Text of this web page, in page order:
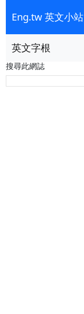
Eng.tw 英文小站
英文字根
搜尋此網誌